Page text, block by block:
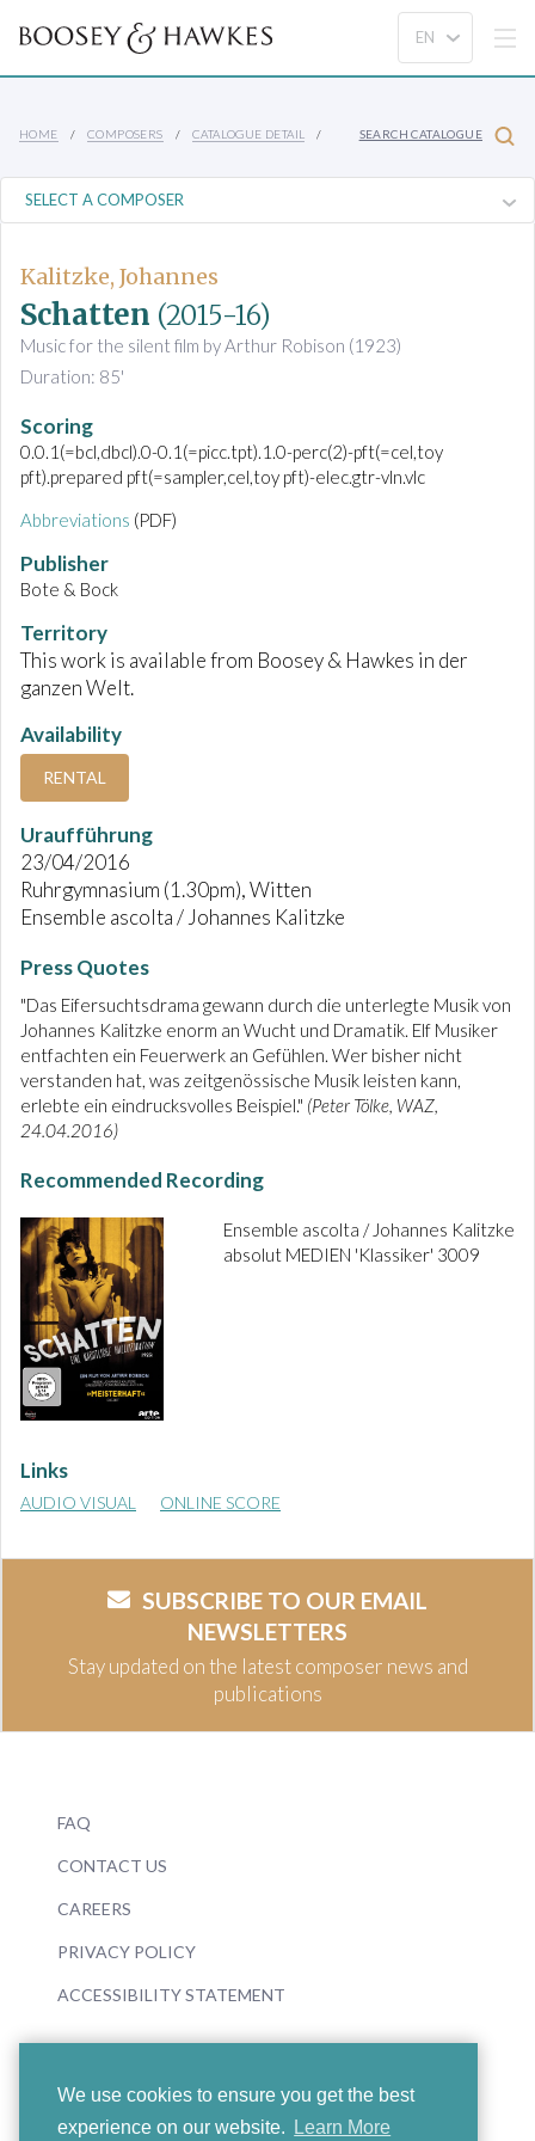
We use cookies to ensure you get the best
experience on our website.
Learn More
HOME COMPOSERS CATALOGUE DETAIL SEARCH CATALOGUE
Kalitzke, Johannes
Schatten (2015-16)
Music for the silent film by Arthur Robison (1923)
Duration: 85'
Scoring
0.0.1(=bcl,dbcl).0-0.1(=picc.tpt).1.0-perc(2)-pft(=cel,toy
pft).prepared pft(=sampler,cel,toy pft)-elec.gtr-vln.vlc
Abbreviations (PDF)
Publisher
Bote & Bock
Territory
This work is available from Boosey & Hawkes in der
ganzen Welt.
Availability
RENTAL
Uraufführung
23/04/2016
Ruhrgymnasium (1.30pm), Witten
Ensemble ascolta / Johannes Kalitzke
Press Quotes
"Das Eifersuchtsdrama gewann durch die unterlegte Musik von
Johannes Kalitzke enorm an Wucht und Dramatik. Elf Musiker
entfachten ein Feuerwerk an Gefühlen. Wer bisher nicht
verstanden hat, was zeitgenössische Musik leisten kann,
erlebte ein eindrucksvolles Beispiel." (Peter Tölke, WAZ,
24.04.2016)
Recommended Recording
Ensemble ascolta / Johannes Kalitzke
absolut MEDIEN 'Klassiker' 3009
Links
AUDIO VISUAL ONLINE SCORE
SUBSCRIBE TO OUR EMAIL
NEWSLETTERS
Stay updated on the latest composer news and
publications
FAQ
CONTACT US
CAREERS
PRIVACY POLICY
ACCESSIBILITY STATEMENT